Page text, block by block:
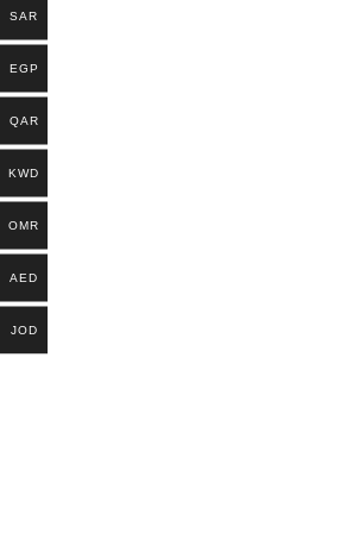
SAR
EGP
QAR
KWD
OMR
AED
JOD